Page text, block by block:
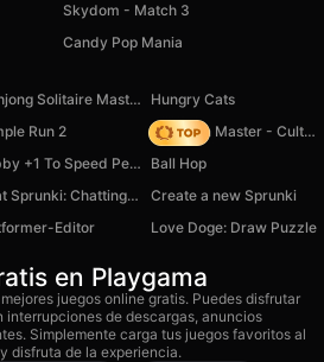
Skydom - Match 3
Candy Pop Mania
Mahjong Solitaire Master
Hungry Cats
Run 2
Dungeon Master - Cult & Craft
Robby +1 To Speed Per Second
Ball Hop
Chat Sprunki: Chatting Phase
Create a new Sprunki
Editor Love Doge: Draw Puzzle
en Playgama
juegos online gratis. Puedes disfrutar
interrupciones de descargas, anuncios
Simplemente carga tus juegos favoritos al
disfruta de la experiencia.